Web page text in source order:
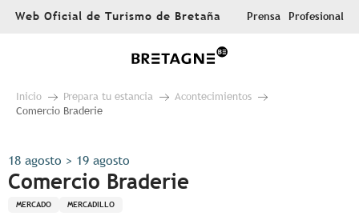
AllerWeb Oficial de Turismo de Bretaña Prensa Profesional
Inicio Prepara tu estancia
Acontecimientos
Comercio Braderie
18 agosto > 19 agosto
Comercio Braderie
MERCADO MERCADILLO